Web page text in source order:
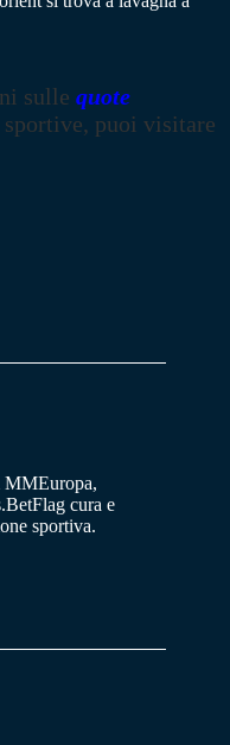
sulle quote
puoi visitare
MMEuropa,
cura e
sportiva.